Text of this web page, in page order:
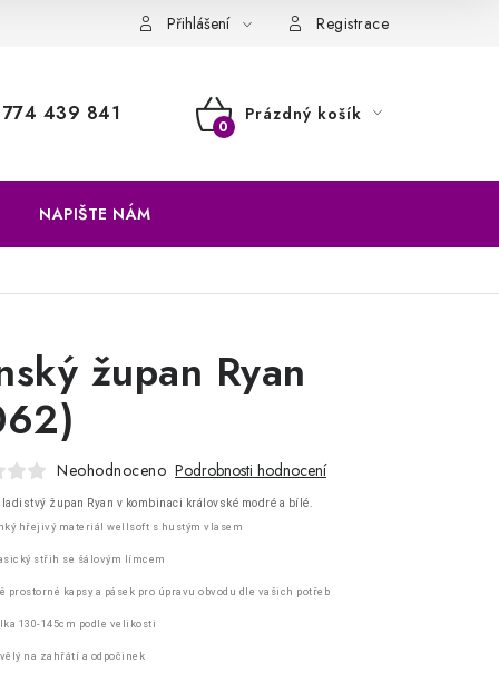
Přihlášení Registrace
439 841
NÁKUPNÍ
Prázdný košík
NAPIŠTE NÁM
župan Ryan
Neohodnoceno Podrobnosti hodnocení
župan Ryan v kombinaci královské modré a bílé.
hřejivý materiál wellsoft s hustým vlasem
střih se šálovým límcem
prostorné kapsy a pásek pro úpravu obvodu dle vašich potřeb
130-145cm podle velikosti
na zahřátí a odpočinek